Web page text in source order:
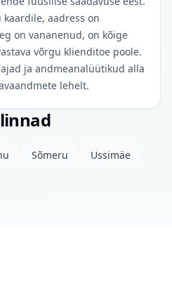
aadress on
on vananenud, on kõige
võrgu klienditoe poole.
ja andmeanalüütikud alla
lehelt.
Sõmeru Ussimäe